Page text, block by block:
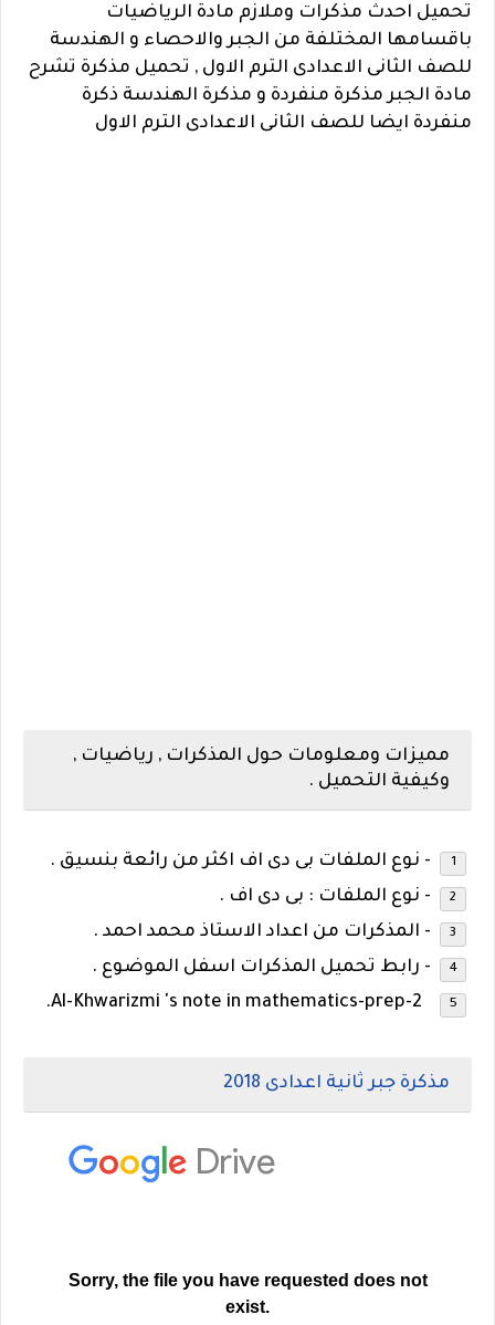
تحميل احدث مذكرات وملازم مادة الرياضيات
باقسامها المختلفة من الجبر والاحصاء و الهندسة
للصف الثانى الاعدادى الترم الاول , تحميل مذكرة تشرح
مادة الجبر مذكرة منفردة و مذكرة الهندسة ذكرة
منفردة ايضا للصف الثانى الاعدادى الترم الاول
مميزات ومعلومات حول المذكرات , رياضيات ,
وكيفية التحميل .
- نوع الملفات بى دى اف اكثر من رائعة بنسيق .
- نوع الملفات : بى دى اف .
- المذكرات من اعداد الاستاذ محمد احمد .
- رابط تحميل المذكرات اسفل الموضوع .
مذكرة جبر ثانية اعدادى 2018